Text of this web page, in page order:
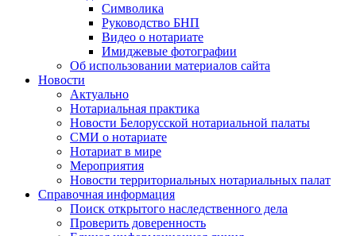
Символика
Руководство БНП
Видео о нотариате
Имиджевые фотографии
Об использовании материалов сайта
Новости
Актуально
Нотариальная практика
Новости Белорусской нотариальной палаты
СМИ о нотариате
Нотариат в мире
Мероприятия
Новости территориальных нотариальных палат
Справочная информация
Поиск открытого наследственного дела
Проверить доверенность